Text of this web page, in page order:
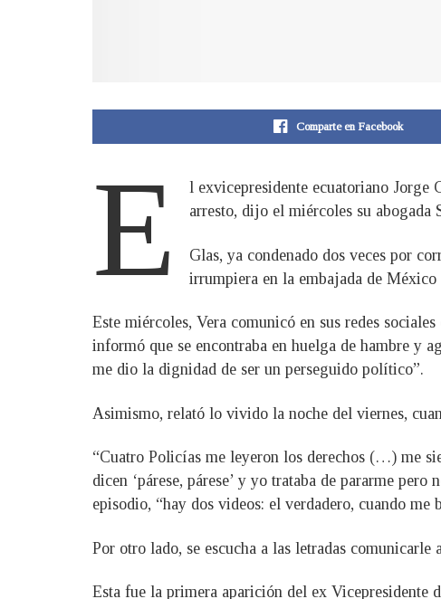
Comparte en Facebook
E
l exvicepresidente ecuatoriano Jorge
arresto, dijo el miércoles su abogada
Glas, ya condenado dos veces por
irrumpiera en la embajada de México
Este miércoles, Vera comunicó en sus redes
informó que se encontraba en huelga de hambre y
me dio la dignidad de ser un perseguido político”.
Asimismo, relató lo vivido la noche del viernes,
“Cuatro Policías me leyeron los derechos (…) me
dicen ‘párese, párese’ y yo trataba de pararme
episodio, “hay dos videos: el verdadero, cuando
Por otro lado, se escucha a las letradas
Esta fue la primera aparición del ex Vicepresidente